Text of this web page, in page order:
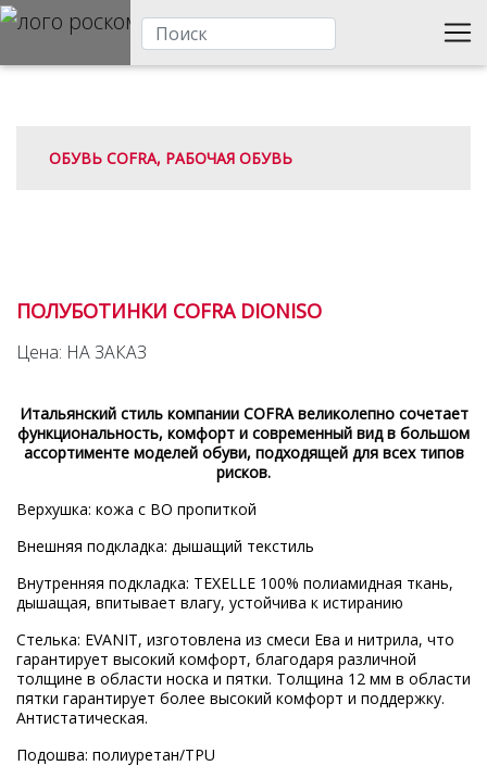
ОБУВЬ COFRA, РАБОЧАЯ ОБУВЬ
ПОЛУБОТИНКИ COFRA DIONISO
Цена: НА ЗАКАЗ
Итальянский стиль компании COFRA великолепно сочетает
функциональность, комфорт и современный вид в большом
ассортименте моделей обуви, подходящей для всех типов
рисков.
Верхушка: кожа c ВО пропиткой
Внешняя подкладка: дышащий текстиль
Внутренняя подкладка: TEXELLE 100% полиамидная ткань,
дышащая, впитывает влагу, устойчива к истиранию
Стелька: EVANIT, изготовлена из смеси Ева и нитрила, что
гарантирует высокий комфорт, благодаря различной
толщине в области носка и пятки. Толщина 12 мм в области
пятки гарантирует более высокий комфорт и поддержку.
Антистатическая.
Подошва: полиуретан/TPU